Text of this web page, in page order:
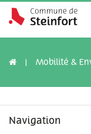
Mobilité &
Navigation